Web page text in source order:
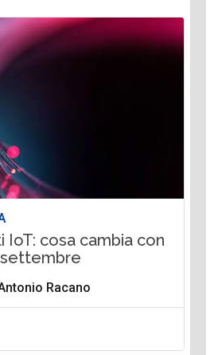
cosa cambia con
settembre
Racano